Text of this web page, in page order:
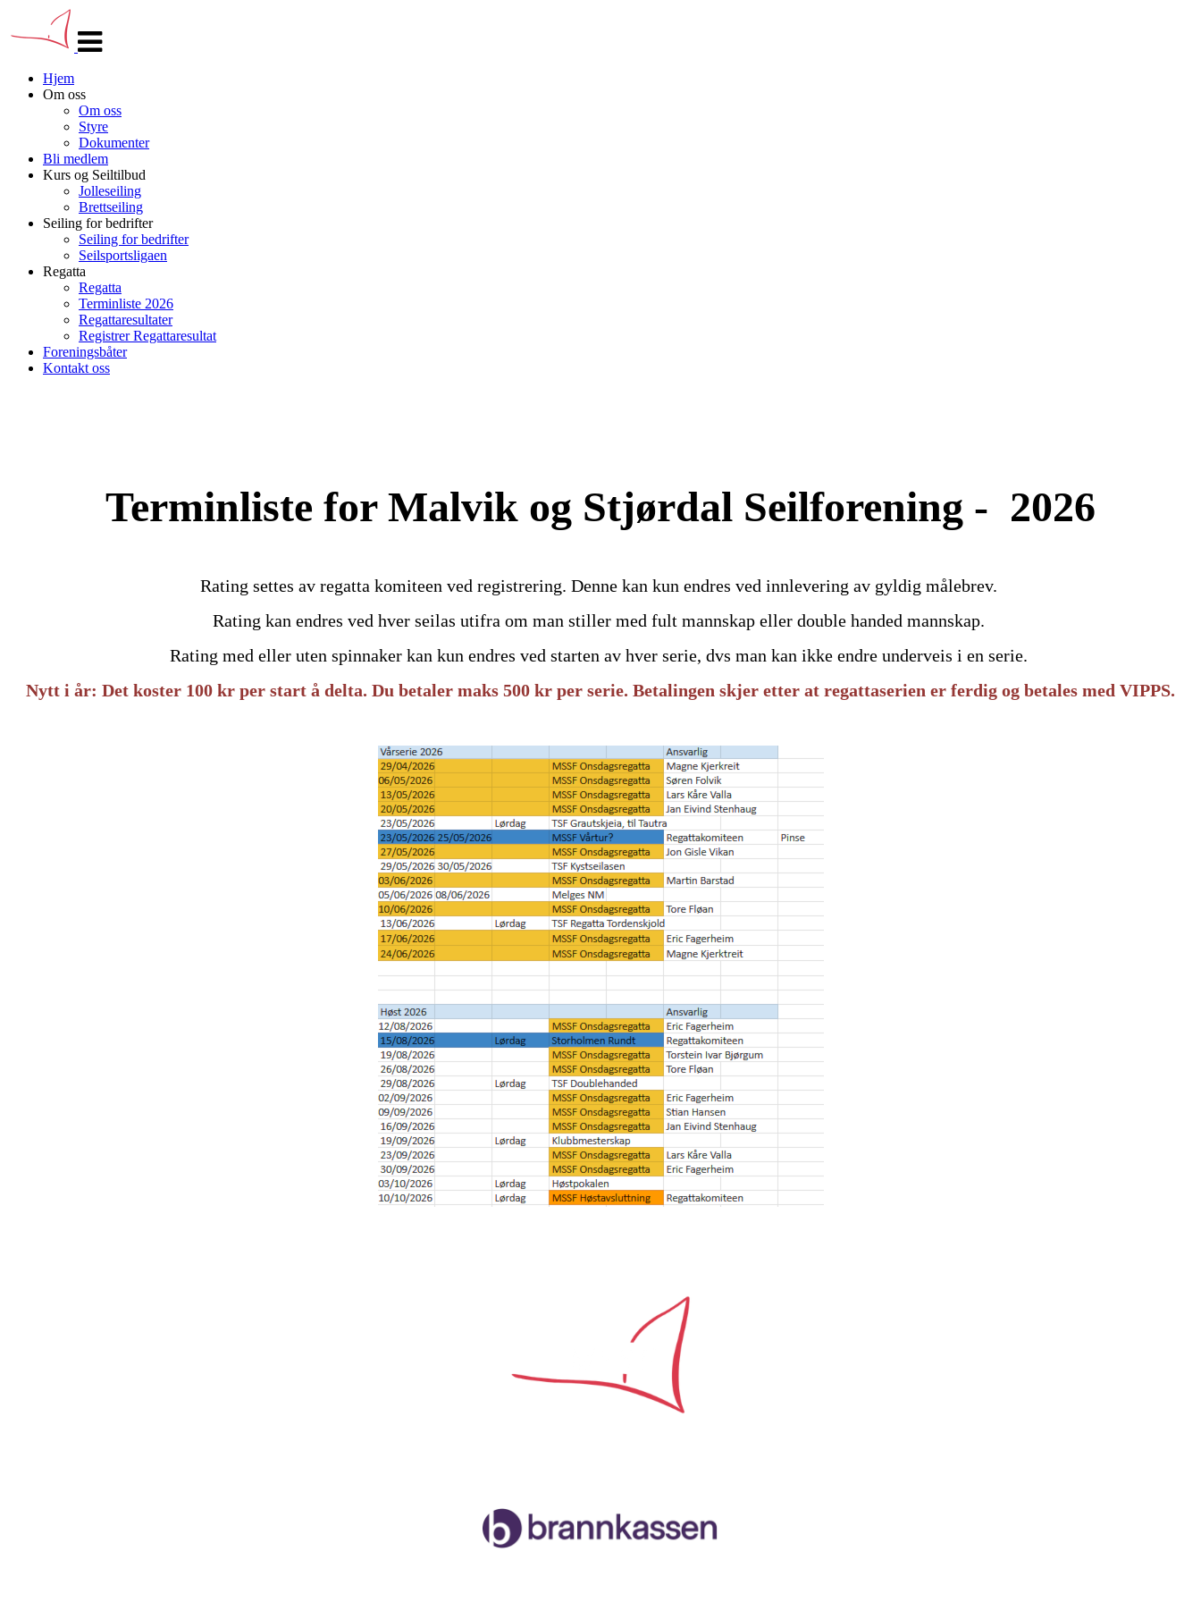
navigasjon
Hjem
Om oss
Om oss
Styre
Dokumenter
Bli medlem
Kurs og Seiltilbud
Jolleseiling
Brettseiling
Seiling for bedrifter
Seiling for bedrifter
Seilsportsligaen
Regatta
Regatta
Terminliste 2026
Regattaresultater
Registrer Regattaresultat
Foreningsbåter
Kontakt oss
Terminliste for Malvik og Stjørdal Seilforening - 2026
Rating settes av regatta komiteen ved registrering. Denne kan kun endres ved innlevering av gyldig målebrev.
Rating kan endres ved hver seilas utifra om man stiller med fult mannskap eller double handed mannskap.
Rating med eller uten spinnaker kan kun endres ved starten av hver serie, dvs man kan ikke endre underveis i en serie.
Nytt i år: Det koster 100 kr per start å delta. Du betaler maks 500 kr per serie. Betalingen skjer etter at regattaserien er ferdig og betales med VIPPS.